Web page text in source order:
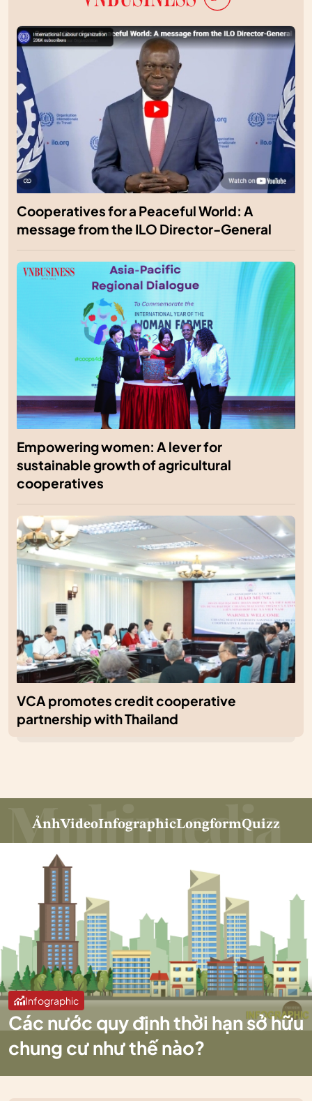
Cooperatives for a Peaceful World: A
message from the ILO Director-General
Empowering women: A lever for
sustainable growth of agricultural
cooperatives
VCA promotes credit cooperative
partnership with Thailand
ẢnhVideoInfographicLongformQuizz
Infographic
Các nước quy định thời hạn sở hữu
chung cư như thế nào?